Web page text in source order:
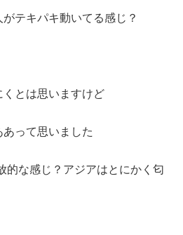
テキパキ動いてる感じ？
とは思いますけど
って思いました
な感じ？アジアはとにかく匂